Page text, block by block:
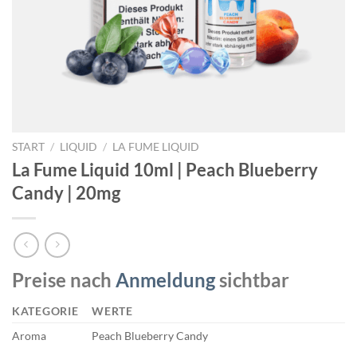
START / LIQUID / LA FUME LIQUID
La Fume Liquid 10ml | Peach Blueberry
Candy | 20mg
Preise nach Anmeldungsichtbar
KATEGORIE
WERTE
Aroma
Peach Blueberry Candy